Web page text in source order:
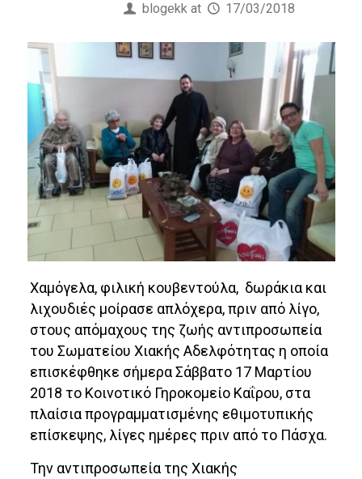
blogekk at 17/03/2018
Χαμόγελα, φιλική κουβεντούλα, δωράκια και
λιχουδιές μοίρασε απλόχερα, πριν από λίγο,
στους απόμαχους της ζωής αντιπροσωπεία
του Σωματείου Χιακής Αδελφότητας η οποία
επισκέφθηκε σήμερα Σάββατο 17 Μαρτίου
2018 το Κοινοτικό Γηροκομείο Καΐρου, στα
πλαίσια προγραμματισμένης εθιμοτυπικής
επίσκεψης, λίγες ημέρες πριν από το Πάσχα.
Την αντιπροσωπεία της Χιακής